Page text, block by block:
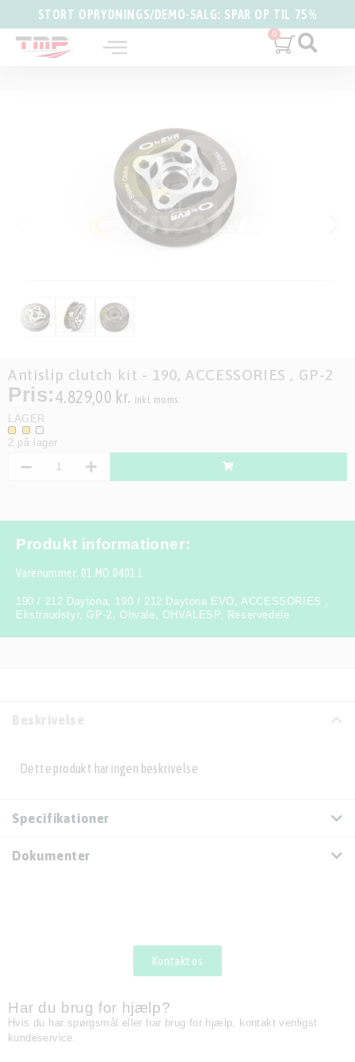
STORT OPRYDNINGS/DEMO-SALG: SPAR OP TIL 75%
Antislip clutch kit - 190, ACCESSORIES , GP-2
Pris:4.829,00 kr. Inkl. moms.
LAGER
2 på lager
Produkt informationer:
Varenummer: 01.MO.0401.L
190 / 212 Daytona, 190 / 212 Daytona EVO,ACCESSORIES ,
Ekstraudstyr, GP-2, Ohvale, OHVALESP, Reservedele
Beskrivelse
Dette produkt har ingen beskrivelse
Specifikationer
Dokumenter
Kontakt os
Har du brug for hjælp?
Hvis du har spørgsmål eller har brug for hjælp, kontakt venligst
kundeservice.